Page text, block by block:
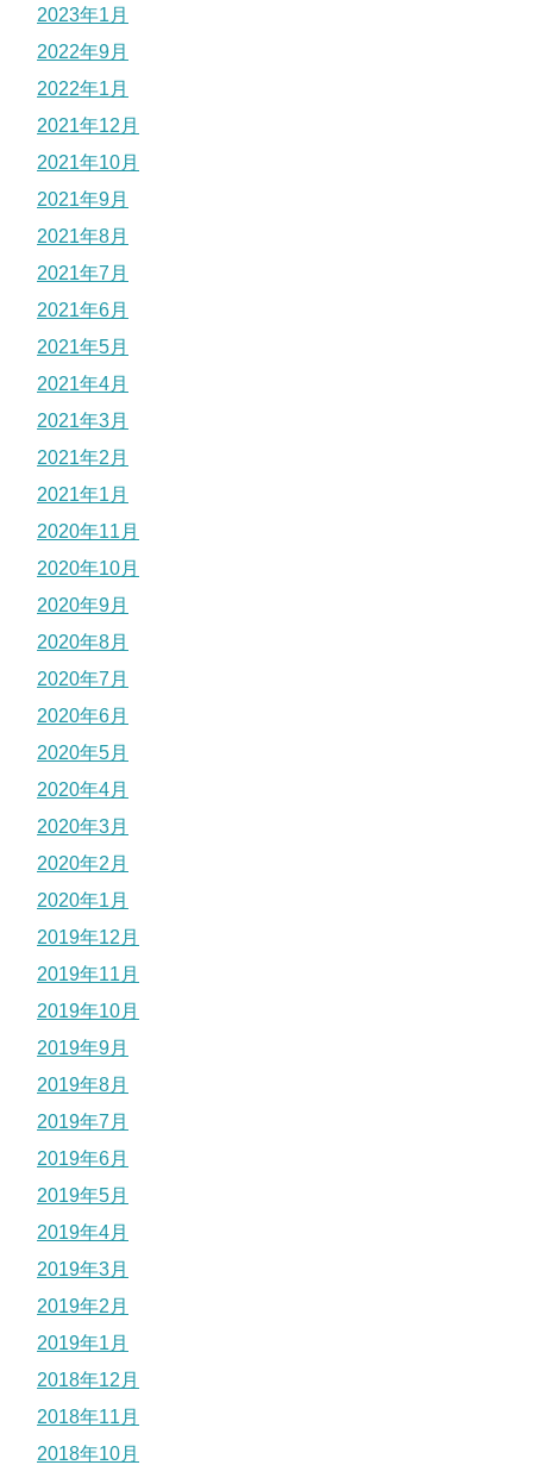
2023年1月
2022年9月
2022年1月
2021年12月
2021年10月
2021年9月
2021年8月
2021年7月
2021年6月
2021年5月
2021年4月
2021年3月
2021年2月
2021年1月
2020年11月
2020年10月
2020年9月
2020年8月
2020年7月
2020年6月
2020年5月
2020年4月
2020年3月
2020年2月
2020年1月
2019年12月
2019年11月
2019年10月
2019年9月
2019年8月
2019年7月
2019年6月
2019年5月
2019年4月
2019年3月
2019年2月
2019年1月
2018年12月
2018年11月
2018年10月